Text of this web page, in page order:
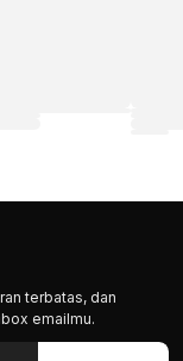
terbatas, dan
emailmu.